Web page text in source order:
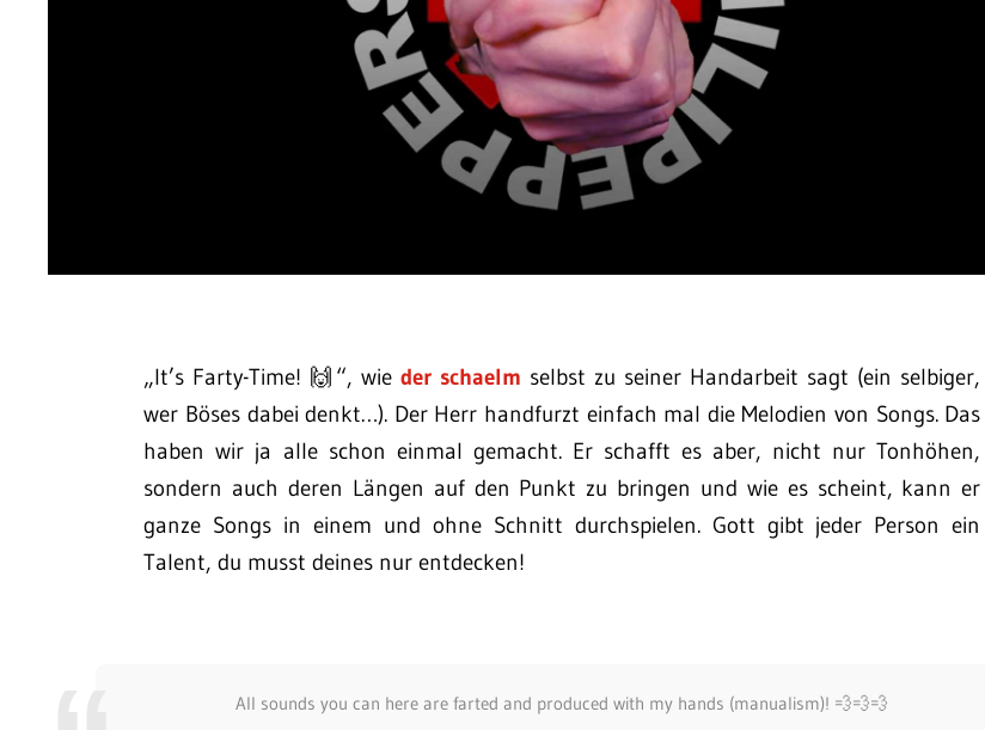
„It’s Farty-Time! 🙌“, wie der schaelm selbst zu seiner Handarbeit sagt (ein selbiger,
wer Böses dabei denkt…). Der Herr handfurzt einfach mal die Melodien von Songs. Das
haben wir ja alle schon einmal gemacht. Er schafft es aber, nicht nur Tonhöhen,
sondern auch deren Längen auf den Punkt zu bringen und wie es scheint, kann er
ganze Songs in einem und ohne Schnitt durchspielen. Gott gibt jeder Person ein
Talent, du musst deines nur entdecken!
All sounds you can here are farted and produced with my hands (manualism)! 💨💨💨